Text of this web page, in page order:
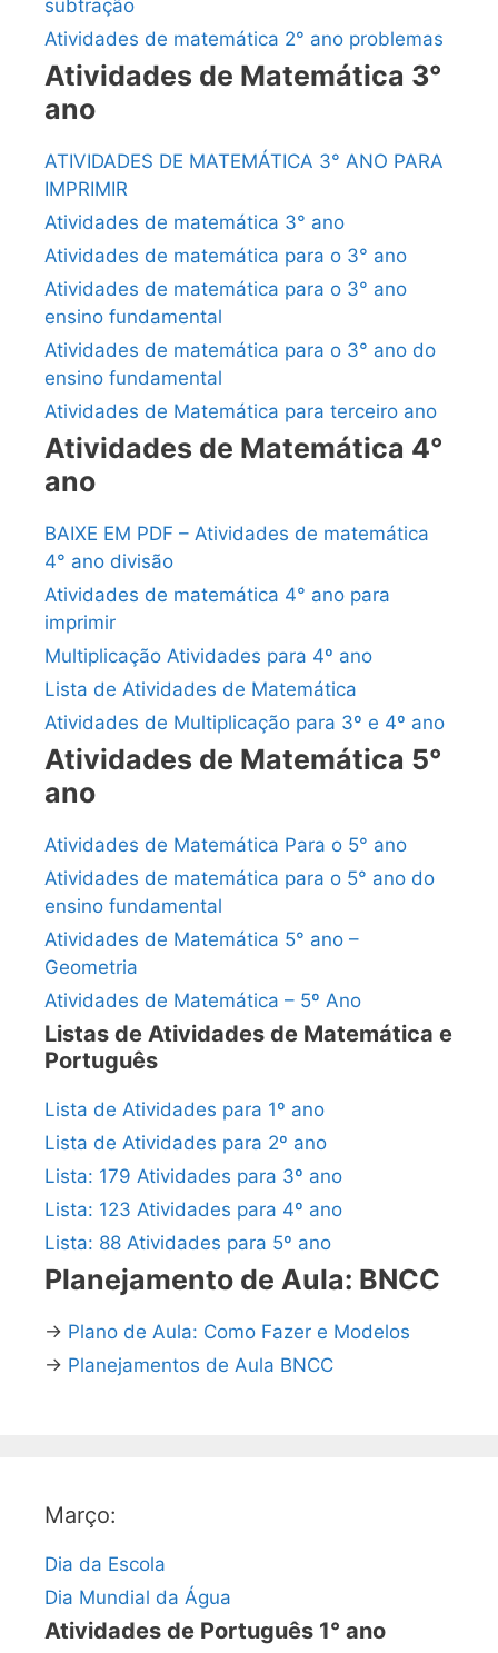
subtração
Atividades de matemática 2° ano problemas
Atividades de Matemática 3°
ano
ATIVIDADES DE MATEMÁTICA 3° ANO PARA
IMPRIMIR
Atividades de matemática 3° ano
Atividades de matemática para o 3° ano
Atividades de matemática para o 3° ano
ensino fundamental
Atividades de matemática para o 3° ano do
ensino fundamental
Atividades de Matemática para terceiro ano
Atividades de Matemática 4°
ano
BAIXE EM PDF – Atividades de matemática
4° ano divisão
Atividades de matemática 4° ano para
imprimir
Multiplicação Atividades para 4º ano
Lista de Atividades de Matemática
Atividades de Multiplicação para 3º e 4º ano
Atividades de Matemática 5°
ano
Atividades de Matemática Para o 5° ano
Atividades de matemática para o 5° ano do
ensino fundamental
Atividades de Matemática 5° ano –
Geometria
Atividades de Matemática – 5º Ano
Listas de Atividades de Matemática e
Português
Lista de Atividades para 1º ano
Lista de Atividades para 2º ano
Lista: 179 Atividades para 3º ano
Lista: 123 Atividades para 4º ano
Lista: 88 Atividades para 5º ano
Planejamento de Aula: BNCC
→ Plano de Aula: Como Fazer e Modelos
→ Planejamentos de Aula BNCC
Março:
Dia da Escola
Dia Mundial da Água
Atividades de Português 1° ano